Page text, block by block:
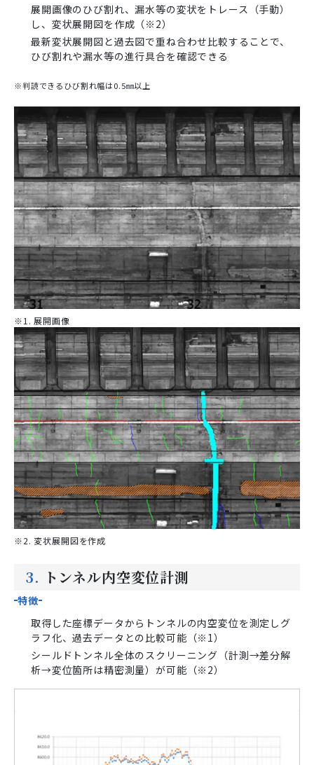
展開画像のひび割れ、漏水等の変状をトレース（手動）
し、変状展開図を作成（※2）
最新変状展開図と過去図で重ね合わせ比較することで、
ひび割れや漏水等の進行具合を確認できる
※判読できるひび割れ幅は0.5㎜以上
※1. 展開画像
※2. 変状展開図を作成
3. トンネル内空変位計測
特徴
取得した座標データからトンネルの内空変位を測定しグ
ラフ化、過去データとの比較可能（※1）
シールドトンネル全体のスクリーニング（計測→差分解
析→変位箇所は精密測量）が可能（※2）